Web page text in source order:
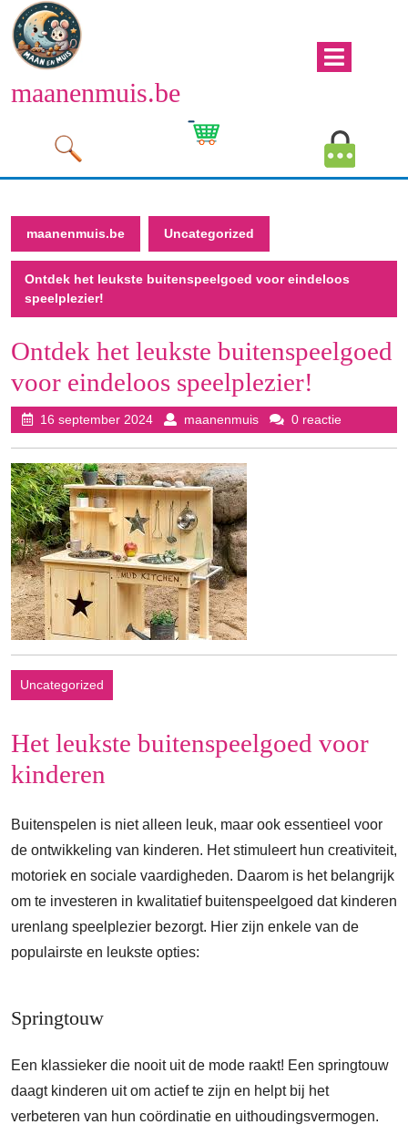
Naar
de
inhoud
maanenmuis.be
Winkelwagen
maanenmuis.be Uncategorized
Ontdek het leukste buitenspeelgoed voor eindeloos
speelplezier!
Ontdek het leukste buitenspeelgoed
voor eindeloos speelplezier!
16 september 202416
september
maanenmuismaanenmuis
0 reactie
Uncategorized
Het leukste buitenspeelgoed voor
kinderen
Buitenspelen is niet alleen leuk, maar ook essentieel voor
de ontwikkeling van kinderen. Het stimuleert hun creativiteit,
motoriek en sociale vaardigheden. Daarom is het belangrijk
om te investeren in kwalitatief buitenspeelgoed dat kinderen
urenlang speelplezier bezorgt. Hier zijn enkele van de
populairste en leukste opties:
Springtouw
Een klassieker die nooit uit de mode raakt! Een springtouw
daagt kinderen uit om actief te zijn en helpt bij het
verbeteren van hun coördinatie en uithoudingsvermogen.